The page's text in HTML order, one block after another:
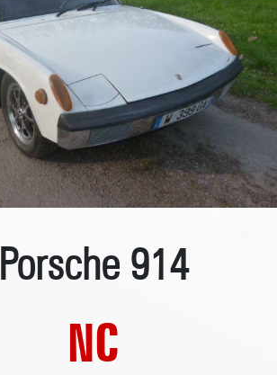
Porsche 914
NC